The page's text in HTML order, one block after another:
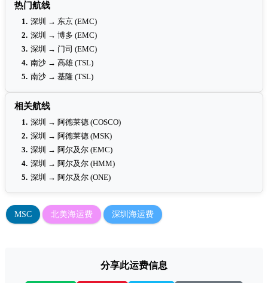
热门航线
1. 深圳 → 东京 (EMC)
2. 深圳 → 博多 (EMC)
3. 深圳 → 门司 (EMC)
4. 南沙 → 高雄 (TSL)
5. 南沙 → 基隆 (TSL)
相关航线
1. 深圳 → 阿德莱德 (COSCO)
2. 深圳 → 阿德莱德 (MSK)
3. 深圳 → 阿尔及尔 (EMC)
4. 深圳 → 阿尔及尔 (HMM)
5. 深圳 → 阿尔及尔 (ONE)
MSC 北美海运费 深圳海运费
分享此运费信息